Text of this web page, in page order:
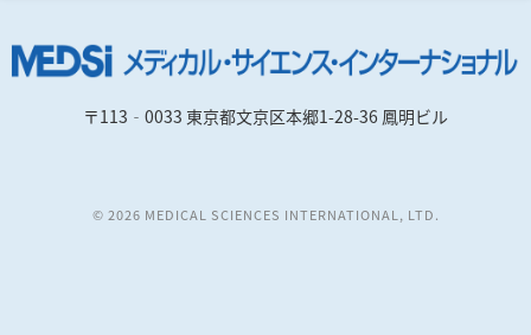
〒113‐0033 東京都文京区本郷1-28-36 鳳明ビル
© 2026 MEDICAL SCIENCES INTERNATIONAL, LTD.